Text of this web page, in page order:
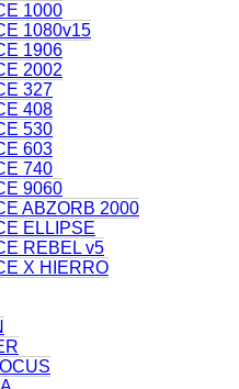
1000
1080v15
1906
2002
327
408
530
603
740
9060
ABZORB 2000
ELLIPSE
REBEL v5
X HIERRO